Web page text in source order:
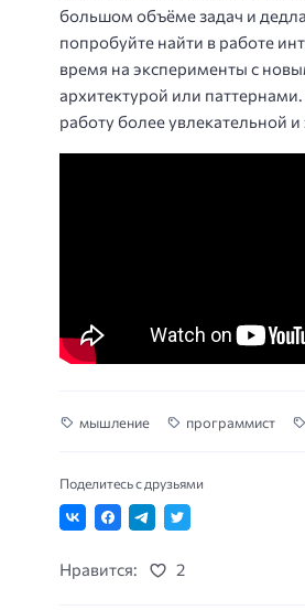
большом объёме задач и
попробуйте найти в работе
время на эксперименты с
архитектурой или
работу более увлекательной
мышление программист
Поделитесь с друзьями
Нравится: 2